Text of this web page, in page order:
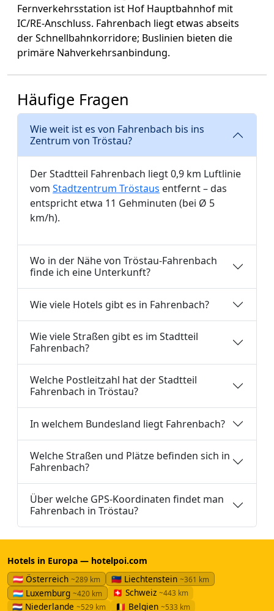
Fernverkehrsstation ist Hof Hauptbahnhof mit
IC/RE-Anschluss. Fahrenbach liegt etwas abseits
der Schnellbahnkorridore; Buslinien bieten die
primäre Nahverkehrsanbindung.
Häufige Fragen
Wie weit ist es von Fahrenbach bis ins
Zentrum von Tröstau?
Der Stadtteil Fahrenbach liegt 0,9 km Luftlinie
vom Stadtzentrum Tröstaus entfernt – das
entspricht etwa 11 Gehminuten (bei Ø 5
km/h).
Wo in der Nähe von Tröstau-Fahrenbach
finde ich eine Unterkunft?
Wie viele Hotels gibt es in Fahrenbach?
Wie viele Straßen gibt es im Stadtteil
Fahrenbach?
Welche Postleitzahl hat der Stadtteil
Fahrenbach in Tröstau?
In welchem Bundesland liegt Fahrenbach?
Welche Straßen und Plätze befinden sich in
Fahrenbach?
Über welche GPS-Koordinaten findet man
Fahrenbach in Tröstau?
Hotels in Europa — hotelpoi.com
🇦🇹 Österreich ~289 km 🇱🇮 Liechtenstein ~361 km
🇱🇺 Luxemburg ~420 km 🇨🇭 Schweiz ~443 km
🇳🇱 Niederlande ~529 km 🇧🇪 Belgien ~533 km